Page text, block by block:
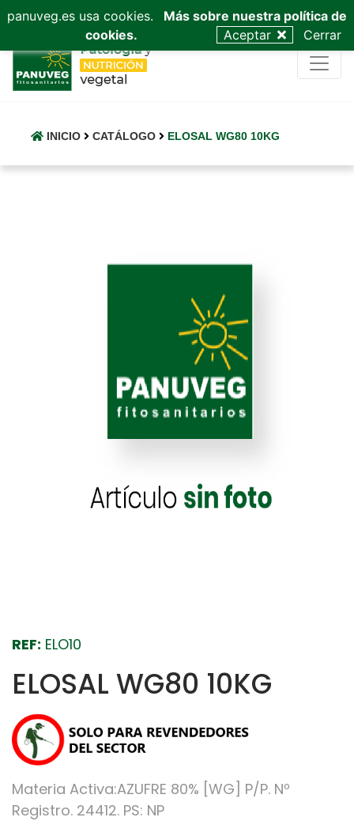
953 53 03 68 admin@panuveg.es 628 09 47 40
INICIO CATÁLOGO ELOSAL WG80 10KG
REF: ELO10
ELOSAL WG80 10KG
Materia Activa:AZUFRE 80% [WG] P/P. Nº
Registro. 24412. PS: NP
panuveg.es usa cookies.
Más sobre nuestra política de
cookies.
Aceptar Cerrar